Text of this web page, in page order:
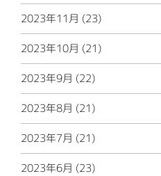
2023年11月 (23)
2023年10月 (21)
2023年9月 (22)
2023年8月 (21)
2023年7月 (21)
2023年6月 (23)